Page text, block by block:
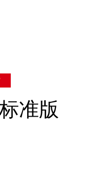
准版